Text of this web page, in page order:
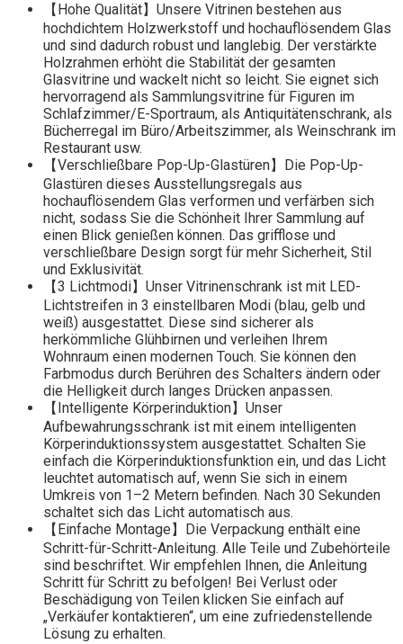
【Hohe Qualität】Unsere Vitrinen bestehen aus
hochdichtem Holzwerkstoff und hochauflösendem Glas
und sind dadurch robust und langlebig. Der verstärkte
Holzrahmen erhöht die Stabilität der gesamten
Glasvitrine und wackelt nicht so leicht. Sie eignet sich
hervorragend als Sammlungsvitrine für Figuren im
Schlafzimmer/E-Sportraum, als Antiquitätenschrank, als
Bücherregal im Büro/Arbeitszimmer, als Weinschrank im
Restaurant usw.
【Verschließbare Pop-Up-Glastüren】Die Pop-Up-
Glastüren dieses Ausstellungsregals aus
hochauflösendem Glas verformen und verfärben sich
nicht, sodass Sie die Schönheit Ihrer Sammlung auf
einen Blick genießen können. Das grifflose und
verschließbare Design sorgt für mehr Sicherheit, Stil
und Exklusivität.
【3 Lichtmodi】Unser Vitrinenschrank ist mit LED-
Lichtstreifen in 3 einstellbaren Modi (blau, gelb und
weiß) ausgestattet. Diese sind sicherer als
herkömmliche Glühbirnen und verleihen Ihrem
Wohnraum einen modernen Touch. Sie können den
Farbmodus durch Berühren des Schalters ändern oder
die Helligkeit durch langes Drücken anpassen.
【Intelligente Körperinduktion】Unser
Aufbewahrungsschrank ist mit einem intelligenten
Körperinduktionssystem ausgestattet. Schalten Sie
einfach die Körperinduktionsfunktion ein, und das Licht
leuchtet automatisch auf, wenn Sie sich in einem
Umkreis von 1–2 Metern befinden. Nach 30 Sekunden
schaltet sich das Licht automatisch aus.
【Einfache Montage】Die Verpackung enthält eine
Schritt-für-Schritt-Anleitung. Alle Teile und Zubehörteile
sind beschriftet. Wir empfehlen Ihnen, die Anleitung
Schritt für Schritt zu befolgen! Bei Verlust oder
Beschädigung von Teilen klicken Sie einfach auf
„Verkäufer kontaktieren“, um eine zufriedenstellende
Lösung zu erhalten.